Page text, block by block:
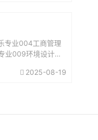
专业004工商管理
业009环境设计专
2025-08-19